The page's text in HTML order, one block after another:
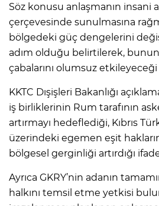
Söz konusu anlaşmanın insani
çerçevesinde sunulmasına
bölgedeki güç dengelerini
adım olduğu belirtilerek,
çabalarını olumsuz
KKTC Dışişleri Bakanlığı
iş birliklerinin Rum tarafının
artırmayı hedeflediği, Kıbrıs
üzerindeki egemen eşit
bölgesel gerginliği artırdığı
Ayrıca GKRY’nin adanın
halkını temsil etme yetkisi